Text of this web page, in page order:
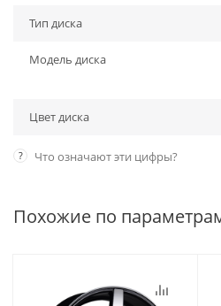
Тип диска
Модель диска
Цвет диска
? Что означают эти цифры?
Похожие по